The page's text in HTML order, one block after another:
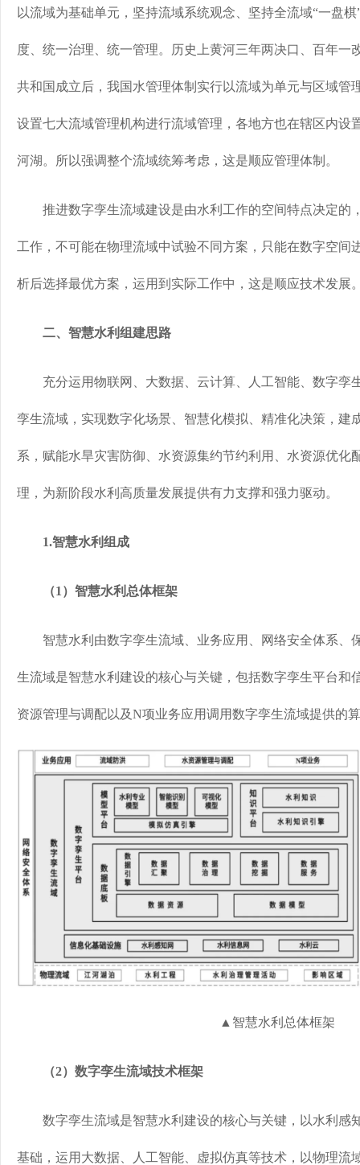
以流域为基础单元，坚持流域系统观念、坚持全流域“一盘
度、统一治理、统一管理。历史上黄河三年两决口、百年一
共和国成立后，我国水管理体制实行以流域为单元与区域管
设置七大流域管理机构进行流域管理，各地方也在辖区内设
河湖。所以强调整个流域统筹考虑，这是顺应管理体制。
推进数字孪生流域建设是由水利工作的空间特点决定的
工作，不可能在物理流域中试验不同方案，只能在数字空间
析后选择最优方案，运用到实际工作中，这是顺应技术发展
二、智慧水利组建思路
充分运用物联网、大数据、云计算、人工智能、数字孪
孪生流域，实现数字化场景、智慧化模拟、精准化决策，建
系，赋能水旱灾害防御、水资源集约节约利用、水资源优化
理，为新阶段水利高质量发展提供有力支撑和强力驱动。
1.智慧水利组成
（1）智慧水利总体框架
智慧水利由数字孪生流域、业务应用、网络安全体系、
生流域是智慧水利建设的核心与关键，包括数字孪生平台和
资源管理与调配以及N项业务应用调用数字孪生流域提供的
▲智慧水利总体框架
（2）数字孪生流域技术框架
数字孪生流域是智慧水利建设的核心与关键，以水利感
基础，运用大数据、人工智能、虚拟仿真等技术，以物理流